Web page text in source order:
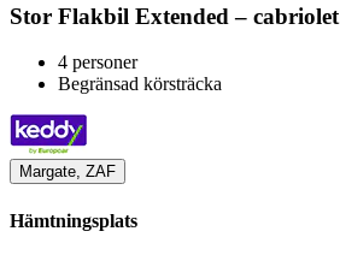
Stor Flakbil Extended – cabriolet
4 personer
Begränsad körsträcka
Margate, ZAF
Hämtningsplats